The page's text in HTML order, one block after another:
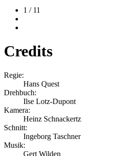
1 / 11
Credits
Regie:
Hans Quest
Drehbuch:
Ilse Lotz-Dupont
Kamera:
Heinz Schnackertz
Schnitt:
Ingeborg Taschner
Musik:
Gert Wilden